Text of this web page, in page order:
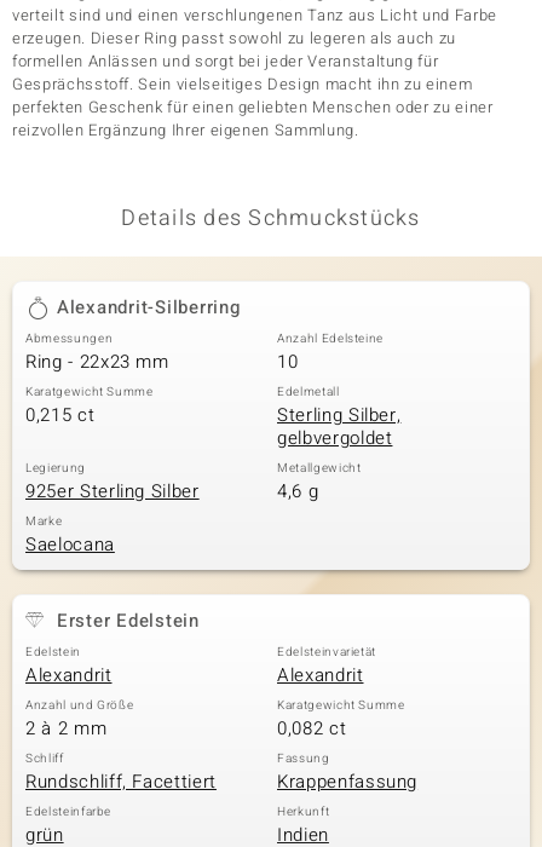
verteilt sind und einen verschlungenen Tanz aus Licht und Farbe
erzeugen. Dieser Ring passt sowohl zu legeren als auch zu
formellen Anlässen und sorgt bei jeder Veranstaltung für
Gesprächsstoff. Sein vielseitiges Design macht ihn zu einem
perfekten Geschenk für einen geliebten Menschen oder zu einer
reizvollen Ergänzung Ihrer eigenen Sammlung.
Details des Schmuckstücks
Alexandrit-Silberring
Abmessungen
Ring - 22x23 mm
Anzahl Edelsteine
10
Karatgewicht Summe
0,215 ct
Edelmetall
Sterling Silber,
gelbvergoldet
Legierung
925er Sterling Silber
Metallgewicht
4,6 g
Marke
Saelocana
Erster Edelstein
Edelstein
Alexandrit
Edelsteinvarietät
Alexandrit
Anzahl und Größe
2 à 2 mm
Karatgewicht Summe
0,082 ct
Schliff
Rundschliff, Facettiert
Fassung
Krappenfassung
Edelsteinfarbe
grün
Herkunft
Indien